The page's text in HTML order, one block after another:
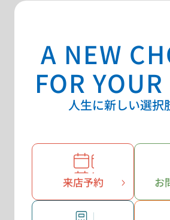
A NEW
FOR
人生に新しい選択
来店予約 お